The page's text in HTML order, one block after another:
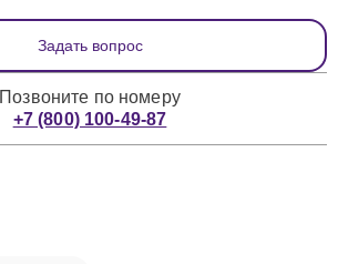
Задать вопрос
Позвоните по номеру
+7 (800) 100-49-87